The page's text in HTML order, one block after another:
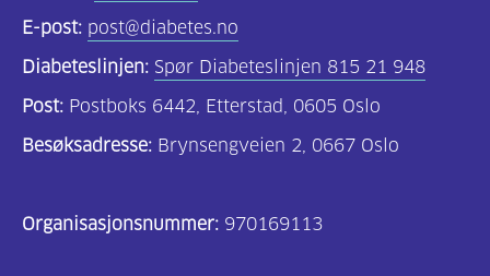
E-post: post@diabetes.no
Diabeteslinjen: Spør Diabeteslinjen 815 21 948
Post: Postboks 6442, Etterstad, 0605 Oslo
Besøksadresse: Brynsengveien 2, 0667 Oslo
Organisasjonsnummer: 970169113